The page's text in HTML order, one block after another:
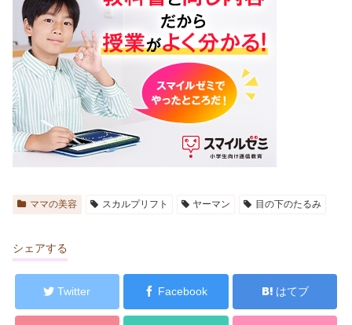
ママの美容 スカルプリフト ヤーマン 目の下のたるみ
シェアする
Twitter Facebook はてブ